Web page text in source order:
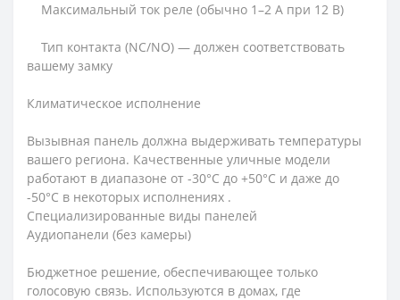
Максимальный ток реле (обычно 1–2 А при 12 В)
Тип контакта (NC/NO) — должен соответствовать
вашему замку
Климатическое исполнение
Вызывная панель должна выдерживать температуры
вашего региона. Качественные уличные модели
работают в диапазоне от -30°C до +50°C и даже до
-50°C в некоторых исполнениях .
Специализированные виды панелей
Аудиопанели (без камеры)
Бюджетное решение, обеспечивающее только
голосовую связь. Используются в домах, где